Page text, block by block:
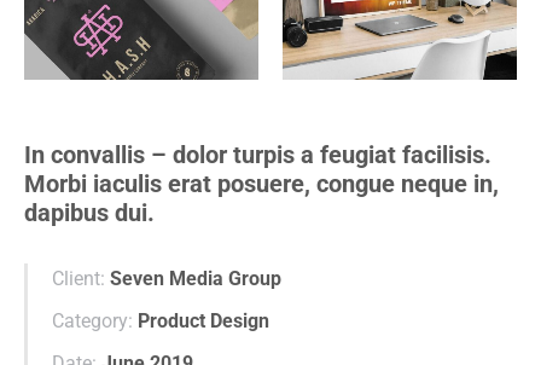
In convallis – dolor turpis a feugiat facilisis.
Morbi iaculis erat posuere, congue neque in,
dapibus dui.
Client: Seven Media Group
Category: Product Design